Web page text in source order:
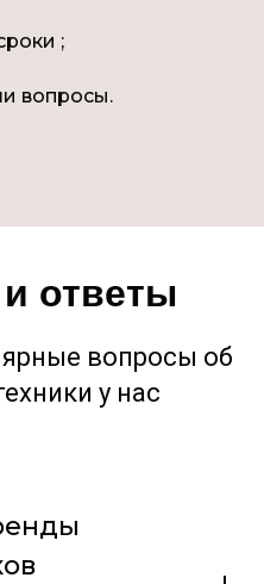
;
вопросы.
ответы
вопросы об
у нас